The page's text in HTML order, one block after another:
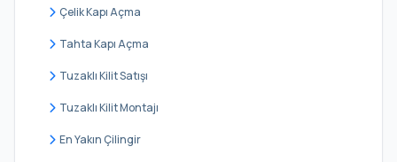
Çelik Kapı Açma
Tahta Kapı Açma
Tuzaklı Kilit Satışı
Tuzaklı Kilit Montajı
En Yakın Çilingir